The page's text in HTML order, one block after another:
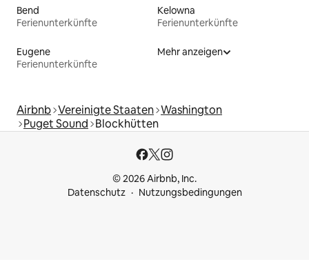
Bend
Ferienunterkünfte
Kelowna
Ferienunterkünfte
Eugene
Ferienunterkünfte
Mehr anzeigen
Airbnb Vereinigte Staaten Washington
Puget Sound Blockhütten
© 2026 Airbnb, Inc.
Datenschutz
Nutzungsbedingungen